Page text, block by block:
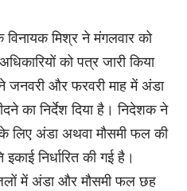
विनायक मिश्र ने मंगलवार को
को पत्र जारी किया
जनवरी और फरवरी माह में अंडा
का निर्देश दिया है। निदेशक ने
के लिए अंडा अथवा मौसमी फल की
निर्धारित की गई है।
में अंडा और मौसमी फल छह